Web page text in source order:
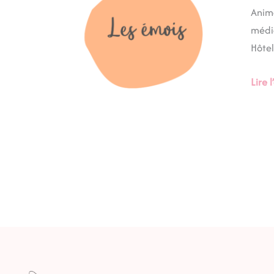
Lire